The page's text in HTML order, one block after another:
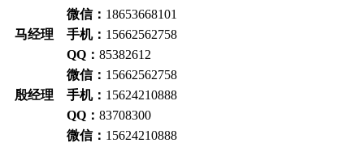
微信： 18653668101
马经理 手机： 15662562758
QQ： 85382612
微信： 15662562758
殷经理 手机： 15624210888
QQ： 83708300
微信： 15624210888